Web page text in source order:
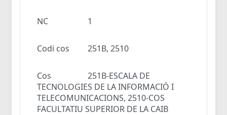
NC 1
Codi cos 251B, 2510
Cos
251B-ESCALA DE
TECNOLOGIES DE LA INFORMACIÓ I
TELECOMUNICACIONS, 2510-COS
FACULTATIU SUPERIOR DE LA CAIB